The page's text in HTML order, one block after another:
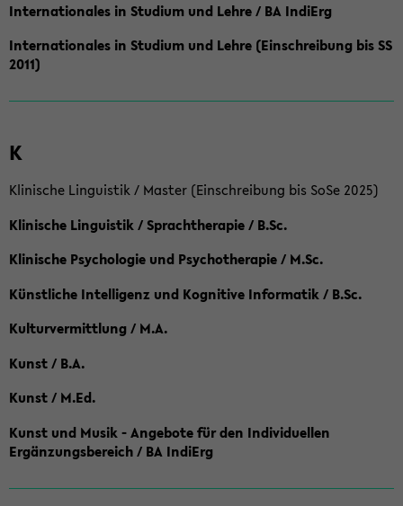
Internationales in Studium und Lehre / BA IndiErg
Internationales in Studium und Lehre (Einschreibung bis SS
2011)
K
Klinische Linguistik / Master (Einschreibung bis SoSe 2025)
Klinische Linguistik / Sprachtherapie / B.Sc.
Klinische Psychologie und Psychotherapie / M.Sc.
Künstliche Intelligenz und Kognitive Informatik / B.Sc.
Kulturvermittlung / M.A.
Kunst / B.A.
Kunst / M.Ed.
Kunst und Musik - Angebote für den Individuellen
Ergänzungsbereich / BA IndiErg